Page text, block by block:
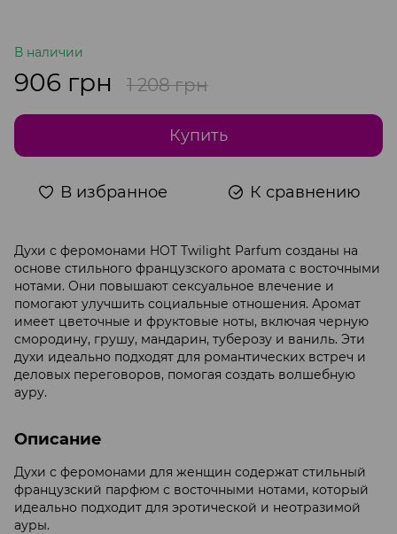
В наличии
906 грн 1 208 грн
Купить
В избранное К сравнению
Духи с феромонами HOT Twilight Parfum созданы на
основе стильного французского аромата с восточными
нотами. Они повышают сексуальное влечение и
помогают улучшить социальные отношения. Аромат
имеет цветочные и фруктовые ноты, включая черную
смородину, грушу, мандарин, туберозу и ваниль. Эти
духи идеально подходят для романтических встреч и
деловых переговоров, помогая создать волшебную
ауру.
Описание
Духи с феромонами для женщин содержат стильный
французский парфюм с восточными нотами, который
идеально подходит для эротической и неотразимой
ауры.